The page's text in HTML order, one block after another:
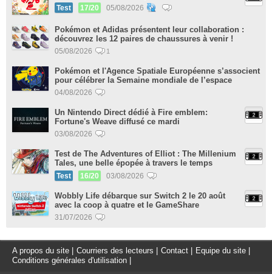
Test 17/20 05/08/2026
Pokémon et Adidas présentent leur collaboration :
découvrez les 12 paires de chaussures à venir !
05/08/2026 1
Pokémon et l'Agence Spatiale Européenne s’associent
pour célébrer la Semaine mondiale de l’espace
04/08/2026
Un Nintendo Direct dédié à Fire emblem:
Fortune's Weave diffusé ce mardi
03/08/2026
Test de The Adventures of Elliot : The Millenium
Tales, une belle épopée à travers le temps
Test 16/20 03/08/2026
Wobbly Life débarque sur Switch 2 le 20 août
avec la coop à quatre et le GameShare
31/07/2026
A propos du site Courriers des lecteurs Contact Equipe du site
Conditions générales d'utilisation